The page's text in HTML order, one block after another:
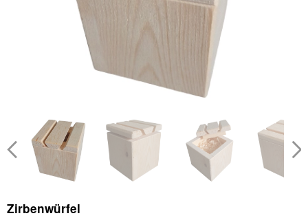
Zirbenwürfel